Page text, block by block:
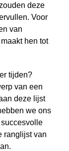
deze
Voor
van
hen tot
tijden?
van een
deze lijst
we ons
ranglijst van